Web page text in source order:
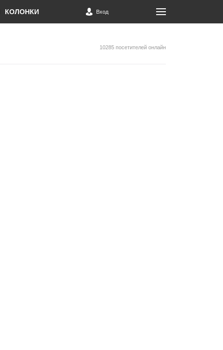
КОЛОНКИ Вход
10285 посетителей онлайн